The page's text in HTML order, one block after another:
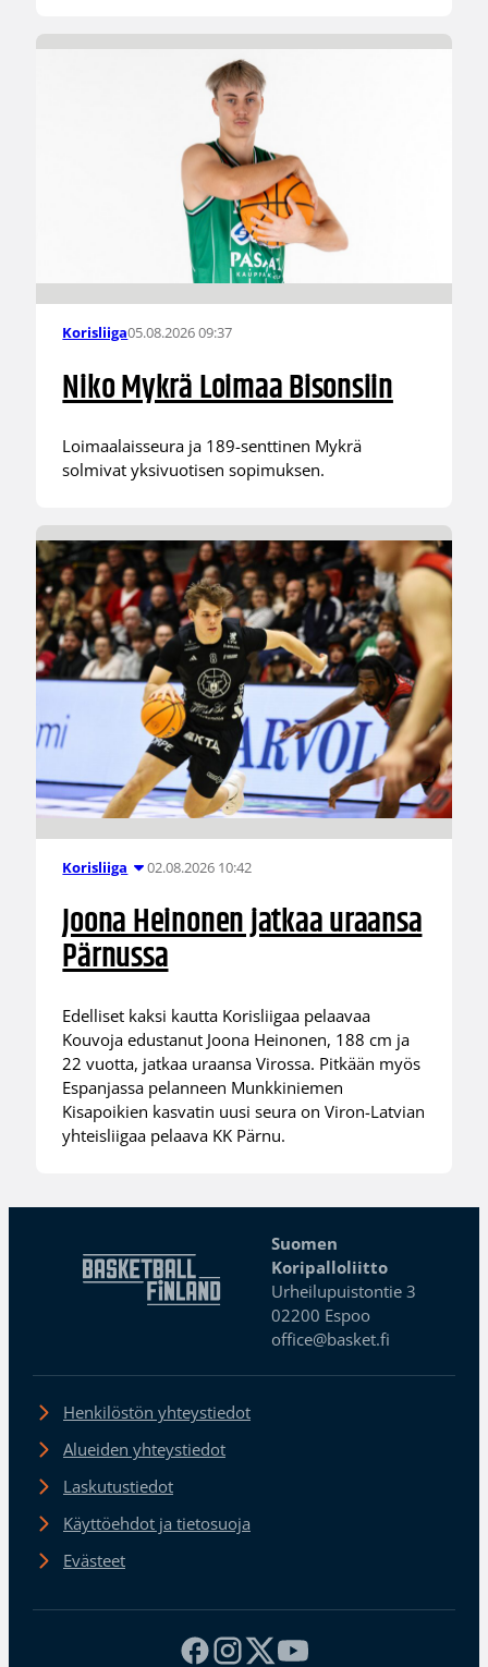
Korisliiga05.08.2026 09:37
Niko Mykrä Loimaa Bisonsiin
Loimaalaisseura ja 189-senttinen Mykrä
solmivat yksivuotisen sopimuksen.
Korisliiga 02.08.2026 10:42
Joona Heinonen jatkaa uraansa
Pärnussa
Edelliset kaksi kautta Korisliigaa pelaavaa
Kouvoja edustanut Joona Heinonen, 188 cm ja
22 vuotta, jatkaa uraansa Virossa. Pitkään myös
Espanjassa pelanneen Munkkiniemen
Kisapoikien kasvatin uusi seura on Viron-Latvian
yhteisliigaa pelaava KK Pärnu.
Suomen
Koripalloliitto
Urheilupuistontie 3
02200 Espoo
office@basket.fi
Henkilöstön yhteystiedot
Alueiden yhteystiedot
Laskutustiedot
Käyttöehdot ja tietosuoja
Evästeet